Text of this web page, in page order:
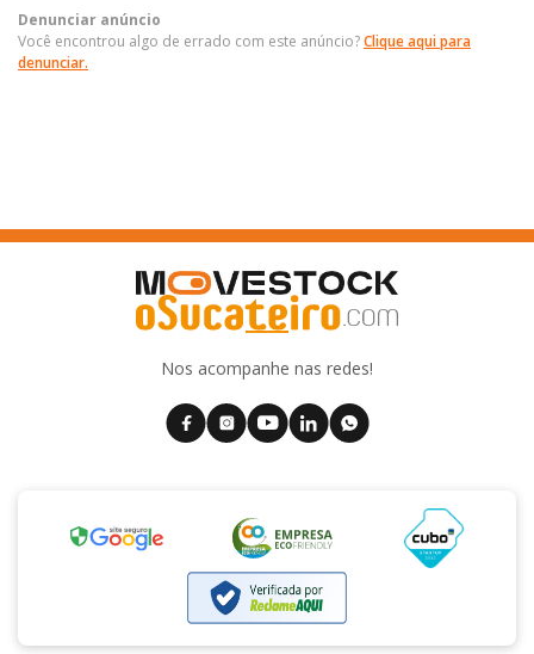
Denunciar anúncio
Você encontrou algo de errado com este anúncio?Clique aqui para
denunciar.
Nos acompanhe nas redes!